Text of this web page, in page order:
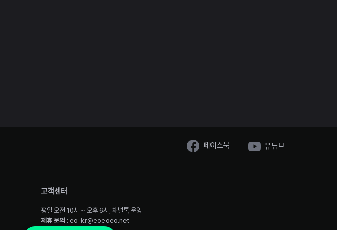
페이스북 유튜브
고객센터
평일 오전 10시 ~ 오후 6시, 채널톡 운영
제휴 문의 : eo-kr@eoeoeo.net